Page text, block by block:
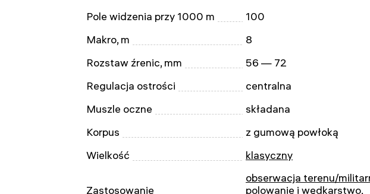
Pole widzenia przy 1000 m
100
Makro, m
8
Rozstaw źrenic, mm
56 — 72
Regulacja ostrości
centralna
Muszle oczne
składana
Korpus
z gumową powłoką
Wielkość
klasyczny
Zastosowanie
obserwacja terenu/
polowanie i wędkarstwo,